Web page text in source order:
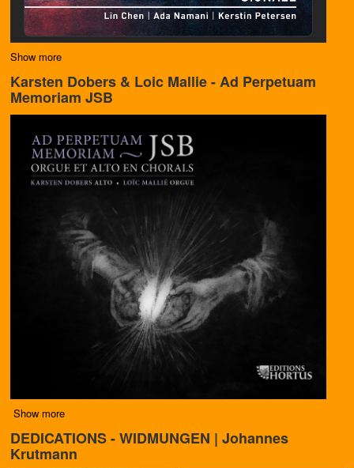
Show more
Karsten Dobers & Loic Mallie - Ad Perpetuam
Memoriam JSB
Show more
DEDICATIONS - WIDMUNGEN | Johannes
Krutmann